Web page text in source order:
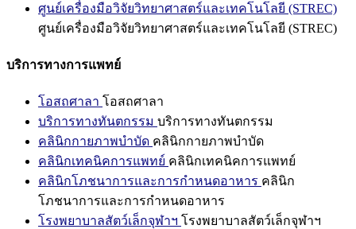
ศูนย์เครื่องมือวิจัยวิทยาศาสตร์และเทคโนโลยี (STREC)
ศูนย์เครื่องมือวิจัยวิทยาศาสตร์และเทคโนโลยี (STREC)
บริการทางการแพทย์
โอสถศาลา โอสถศาลา
บริการทางทันตกรรม บริการทางทันตกรรม
คลินิกกายภาพบำบัด คลินิกกายภาพบำบัด
คลินิกเทคนิคการแพทย์ คลินิกเทคนิคการแพทย์
คลินิกโภชนาการและการกำหนดอาหาร คลินิก
โภชนาการและการกำหนดอาหาร
โรงพยาบาลสัตว์เล็กจุฬาฯ โรงพยาบาลสัตว์เล็กจุฬาฯ